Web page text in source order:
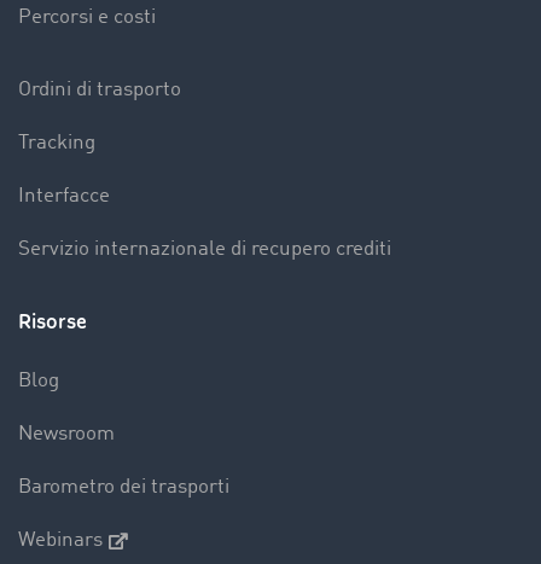
Percorsi e costi
Ordini di trasporto
Tracking
Interfacce
Servizio internazionale di recupero crediti
Risorse
Blog
Newsroom
Barometro dei trasporti
Webinars